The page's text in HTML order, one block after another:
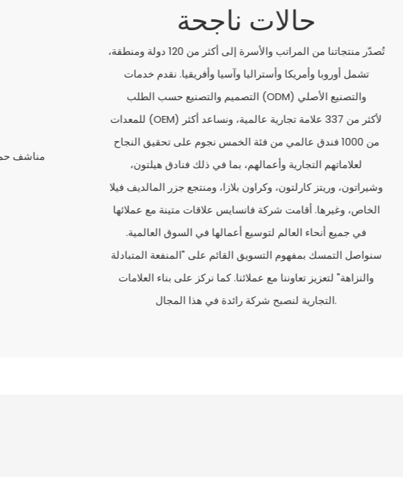
حالات ناجحة
تُصدّر منتجاتنا من المراتب والأسرة إلى أكثر من 120 دولة ومنطقة،
تشمل أوروبا وأمريكا وأستراليا وآسيا وأفريقيا. نقدم خدمات
التصميم والتصنيع حسب الطلب (ODM) والتصنيع الأصلي
للمعدات (OEM) لأكثر من 337 علامة تجارية عالمية، ونساعد أكثر
من 1000 فندق عالمي من فئة الخمس نجوم على تحقيق النجاح
لعلاماتهم التجارية وأعمالهم، بما في ذلك فنادق هيلتون،
وشيراتون، وريتز كارلتون، وكراون بلازا، ومنتجع جزر المالديف فيلا
الخاص، وغيرها. أقامت شركة فانسايس علاقات متينة مع عملائها
في جميع أنحاء العالم لتوسيع أعمالها في السوق العالمية.
سنواصل التمسك بمفهوم التسويق القائم على "المنفعة المتبادلة
والنزاهة" لتعزيز تعاوننا مع عملائنا. كما نركز على بناء العلامات
التجارية لنصبح شركة رائدة في هذا المجال.